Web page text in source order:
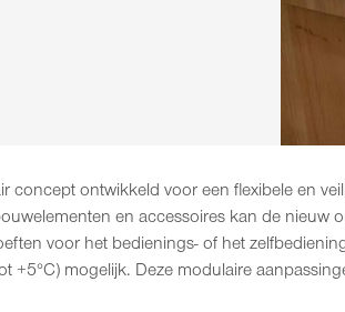
concept ontwikkeld voor een flexibele en
en accessoires kan de nieuw
voor het bedienings- of het
+5°C) mogelijk. Deze modulaire